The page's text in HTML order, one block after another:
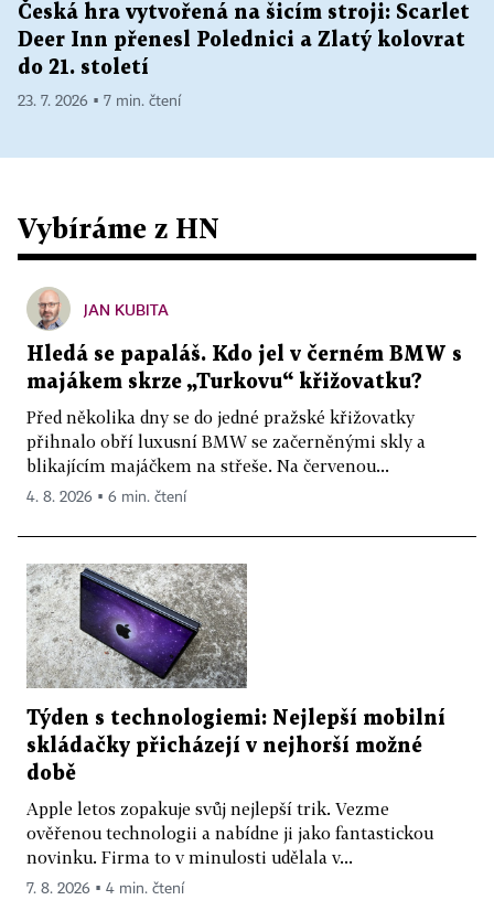
Česká hra vytvořená na šicím stroji: Scarlet
Deer Inn přenesl Polednici a Zlatý kolovrat
do 21. století
23. 7. 2026 ▪ 7 min. čtení
Vybíráme z HN
JAN KUBITA
Hledá se papaláš. Kdo jel v černém BMW s
majákem skrze „Turkovu“ křižovatku?
Před několika dny se do jedné pražské křižovatky
přihnalo obří luxusní BMW se začerněnými skly a
blikajícím majáčkem na střeše. Na červenou...
4. 8. 2026 ▪ 6 min. čtení
Týden s technologiemi: Nejlepší mobilní
skládačky přicházejí v nejhorší možné
době
Apple letos zopakuje svůj nejlepší trik. Vezme
ověřenou technologii a nabídne ji jako fantastickou
novinku. Firma to v minulosti udělala v...
7. 8. 2026 ▪ 4 min. čtení